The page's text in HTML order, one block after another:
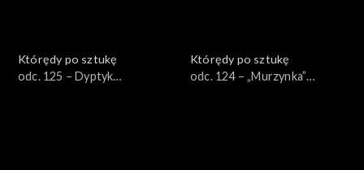
Którędy po sztukę
odc. 125 − Dyptyk
Którędy po sztukę
odc. 124 − „Murzynka”